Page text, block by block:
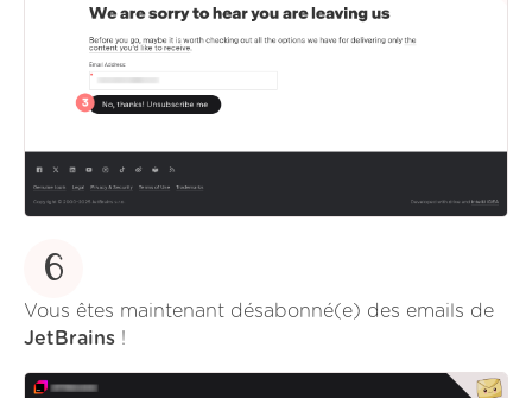
6
Vous êtes maintenant désabonné(e) des emails de
JetBrains !